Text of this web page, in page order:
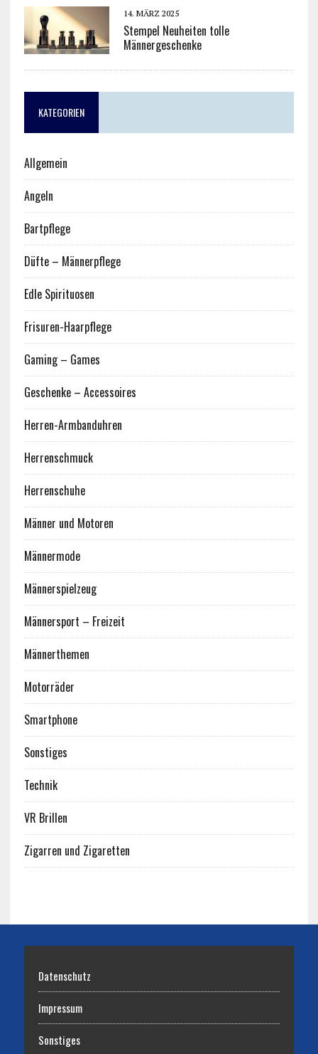
14. MÄRZ 2025
Stempel Neuheiten tolle
Männergeschenke
KATEGORIEN
Allgemein
Angeln
Bartpflege
Düfte – Männerpflege
Edle Spirituosen
Frisuren-Haarpflege
Gaming – Games
Geschenke – Accessoires
Herren-Armbanduhren
Herrenschmuck
Herrenschuhe
Männer und Motoren
Männermode
Männerspielzeug
Männersport – Freizeit
Männerthemen
Motorräder
Smartphone
Sonstiges
Technik
VR Brillen
Zigarren und Zigaretten
Datenschutz
Impressum
Sonstiges